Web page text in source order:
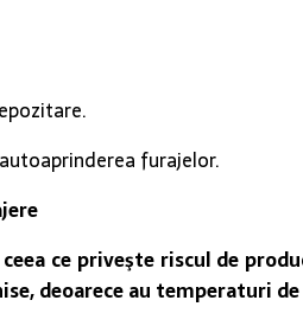
furajelor.
ce priveşte riscul de
deoarece au temperaturi